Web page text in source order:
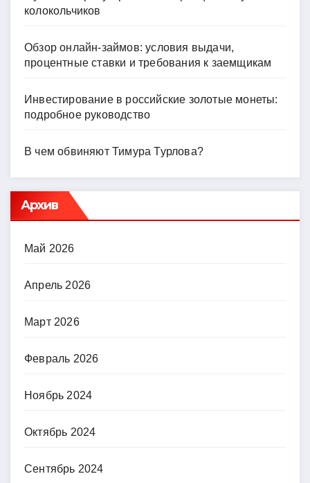
колокольчиков
Обзор онлайн-займов: условия выдачи,
процентные ставки и требования к заемщикам
Инвестирование в российские золотые монеты:
подробное руководство
В чем обвиняют Тимура Турлова?
Архив
Май 2026
Апрель 2026
Март 2026
Февраль 2026
Ноябрь 2024
Октябрь 2024
Сентябрь 2024